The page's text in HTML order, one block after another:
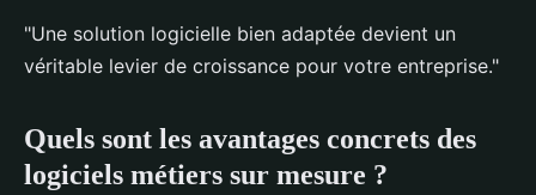
"Une solution logicielle bien adaptée devient un
véritable levier de croissance pour votre entreprise."
Quels sont les avantages concrets des
logiciels métiers sur mesure ?